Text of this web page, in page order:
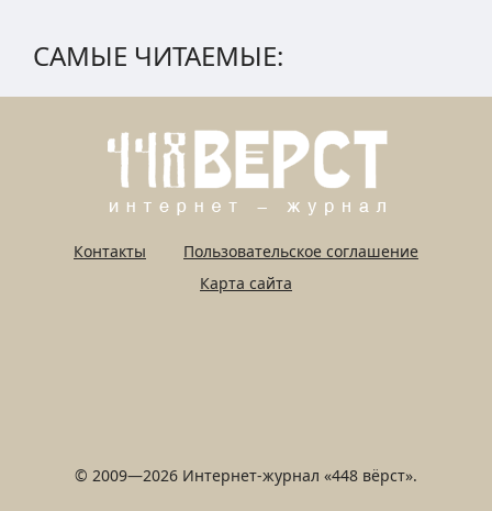
САМЫЕ ЧИТАЕМЫЕ:
Контакты
Пользовательское соглашение
Карта сайта
© 2009—2026 Интернет-журнал «448 вёрст».